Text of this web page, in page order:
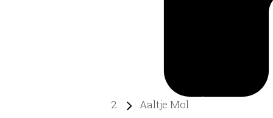
Aaltje Mol